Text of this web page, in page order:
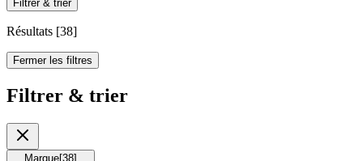
Filtrer & trier
Résultats [38]
Fermer les filtres
Filtrer & trier
Marque[38]